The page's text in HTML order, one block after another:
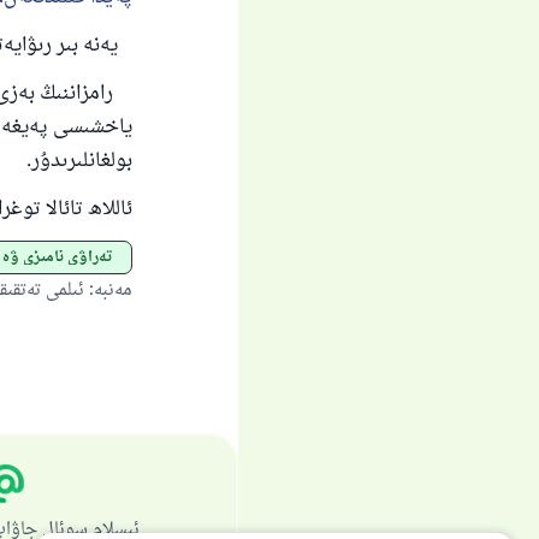
يەنە بىر
رامزاننىڭ
ياخشىسى
بولغانلىرىدۇر.
ئاللاھ تائالا
تەراۋى نامىزى
مەنبە: ئىلمى
ئىسلام سوئال